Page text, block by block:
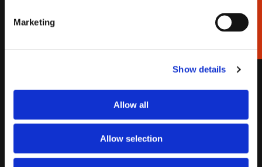
Marketing
Show details
Allow all
Allow selection
Betalen
Klachten
BETROUWBAAR KOPEN